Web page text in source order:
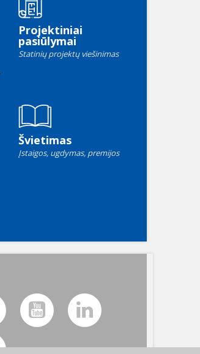
Projektiniai
pasiūlymai
Statinių projektų viešinimas
Švietimas
Įstaigos, ugdymas, premijos